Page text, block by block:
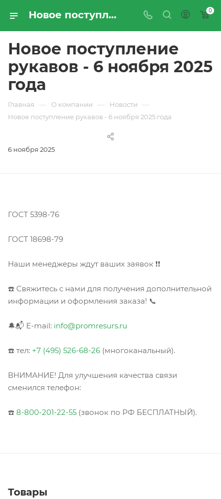
Новое поступление рукавов - 6 ноября 2025 года | Новости компании «ПРОМРЕСУРССЕРВИС» 0
Новое поступление
рукавов - 6 ноября 2025
года
Главная — О компании — Новости —
Новое поступление рукавов - 6 ноября 2025 года
6 ноября 2025
ГОСТ 5398-76
ГОСТ 18698-79
Наши менеджеры ждут ваших заявок ❗❗
☎️ Свяжитесь с нами для получения дополнительной
информации и оформления заказа! 📞
🔔📬 E-mail: info@promresurs.ru
☎️ тел: +7 (495) 526-68-26 (многоканальный).
ВНИМАНИЕ! Для улучшения качества связи
сменился телефон:
☎️ 8-800-201-22-55 (звонок по РФ БЕСПЛАТНЫЙ).
Товары